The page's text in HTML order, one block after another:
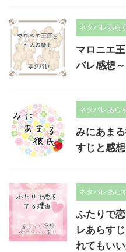
ネタバレあら
マロニエ
バレ感想
ネタバレあら
みにあま
すじと感
ネタバレあら
ふたりで
レあらす
れてもいい